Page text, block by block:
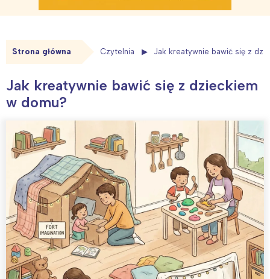
Strona główna Czytelnia Jak kreatywnie bawić się z
Jak kreatywnie bawić się z dzieckiem
w domu?